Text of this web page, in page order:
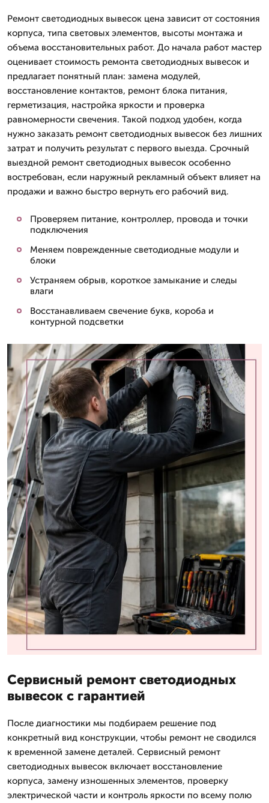
Ремонт светодиодных вывесок цена зависит от состояния
корпуса, типа световых элементов, высоты монтажа и
объема восстановительных работ. До начала работ мастер
оценивает стоимость ремонта светодиодных вывесок и
предлагает понятный план: замена модулей,
восстановление контактов, ремонт блока питания,
герметизация, настройка яркости и проверка
равномерности свечения. Такой подход удобен, когда
нужно заказать ремонт светодиодных вывесок без лишних
затрат и получить результат с первого выезда. Срочный
выездной ремонт светодиодных вывесок особенно
востребован, если наружный рекламный объект влияет на
продажи и важно быстро вернуть его рабочий вид.
Проверяем питание, контроллер, провода и точки
подключения
Меняем поврежденные светодиодные модули и
блоки
Устраняем обрыв, короткое замыкание и следы
влаги
Восстанавливаем свечение букв, короба и
контурной подсветки
Сервисный ремонт светодиодных
вывесок с гарантией
После диагностики мы подбираем решение под
конкретный вид конструкции, чтобы ремонт не сводился
к временной замене деталей. Сервисный ремонт
светодиодных вывесок включает восстановление
корпуса, замену изношенных элементов, проверку
электрической части и контроль яркости по всему полю